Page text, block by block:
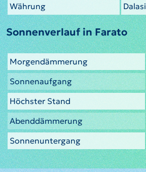
Währung
Dalasi
Sonnenverlauf in Farato
Morgendämmerung
Sonnenaufgang
Höchster Stand
Abenddämmerung
Sonnenuntergang